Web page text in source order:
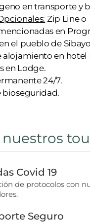
en transporte y
Zip Line o
en
el pueblo de
alojamiento en hotel
en Lodge.
24/7.
bioseguridad.
Covid 19
de protocolos con
Seguro